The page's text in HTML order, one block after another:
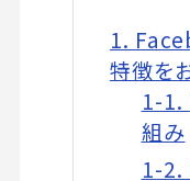
1.
特徴を
1-1.
組み
1-2.